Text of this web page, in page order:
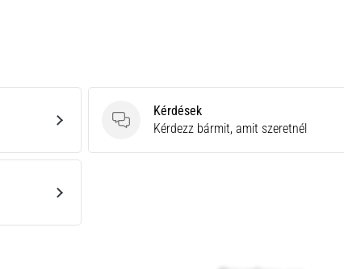
Kérdések
Kérdések
Kérdezz bármit, amit szeretnél